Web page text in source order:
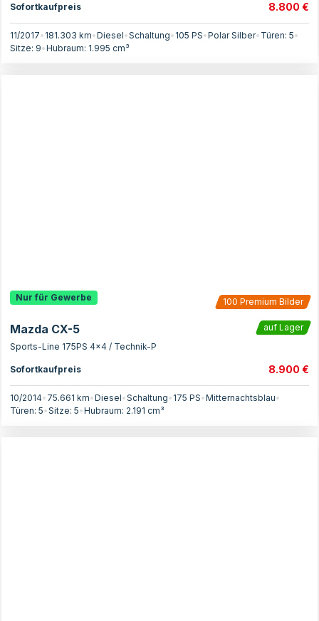
Sofortkaufpreis 8.800 €
11/2017• 181.303 km•Diesel•Schaltung• 105 PS•Polar Silber• Türen: 5•
Sitze: 9•Hubraum: 1.995 cm³
100 Premium Bilder
Nur für Gewerbe
Mazda CX-5
auf Lager
Sports-Line 175PS 4x4 / Technik-P
Sofortkaufpreis 8.900 €
10/2014• 75.661 km•Diesel•Schaltung• 175 PS•Mitternachtsblau•
Türen: 5•Sitze: 5•Hubraum: 2.191 cm³